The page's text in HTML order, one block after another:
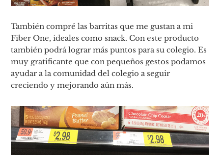
También compré las barritas que me gustan a mi
Fiber One, ideales como snack. Con este producto
también podrá lograr más puntos para su colegio. Es
muy gratificante que con pequeños gestos podamos
ayudar a la comunidad del colegio a seguir
creciendo y mejorando aún más.